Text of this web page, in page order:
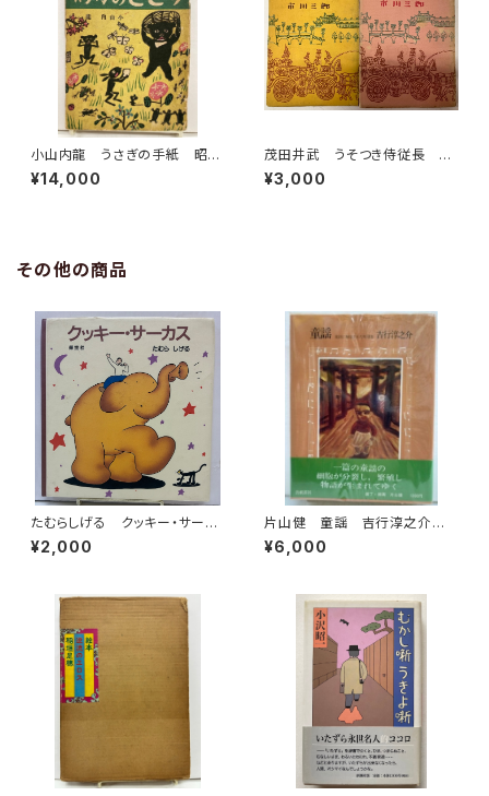
小山内龍 うさぎの手紙 昭和
18年 初版 東栄社
¥14,000
茂田井武 うそつき侍従長 上
下巻 市川三郎 昭和29年
桃園書房刊
¥3,000
その他の商品
たむらしげる クッキー・サーカ
ス 1992年 初版 架空社
¥2,000
片山健 童謡 吉行淳之介
昭和55年 初版 ビニールカバ
ー 出帆新社
¥6,000